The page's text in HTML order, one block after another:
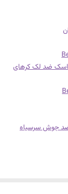
ضد لک کرهای
جوش سرسیاه